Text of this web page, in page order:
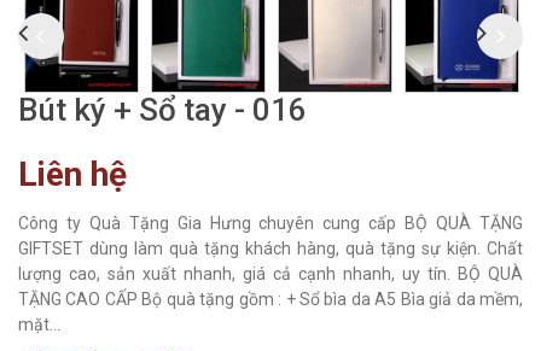
Bút ký + Sổ tay - 016
Liên hệ
Công ty Quà Tặng Gia Hưng chuyên cung cấp BỘ QUÀ TẶNG
GIFTSET dùng làm quà tặng khách hàng, quà tặng sự kiện. Chất
lượng cao, sản xuất nhanh, giá cả cạnh nhanh, uy tín. BỘ QUÀ
TẶNG CAO CẤP Bộ quà tặng gồm : + Sổ bìa da A5 Bìa giả da mềm,
mặt...